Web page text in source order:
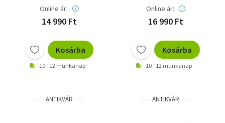
Online ár:
14 990 Ft
Kosárba
10 - 12 munkanap
Online ár:
16 990 Ft
Kosárba
10 - 12 munkanap
ANTIKVÁR ANTIKVÁR